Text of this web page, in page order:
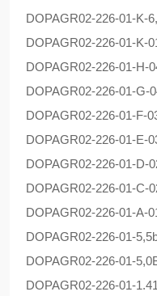
DOPAGR02-226-01-K-
DOPAGR02-226-01-K-
DOPAGR02-226-01-H-
DOPAGR02-226-01-G-
DOPAGR02-226-01-F-
DOPAGR02-226-01-E-
DOPAGR02-226-01-D-
DOPAGR02-226-01-C-
DOPAGR02-226-01-A-
DOPAGR02-226-01-
DOPAGR02-226-01-
DOPAGR02-226-01-